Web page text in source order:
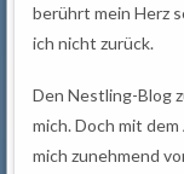
berührt mein Herz
ich nicht zurück.
Den Nestling-Blog
mich. Doch mit
mich zunehmend